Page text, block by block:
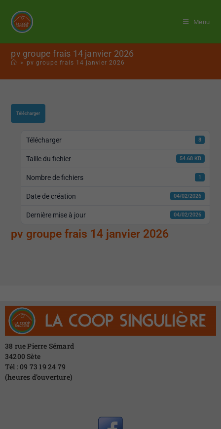
Menu
pv groupe frais 14 janvier 2026
> pv groupe frais 14 janvier 2026
Télécharger
Télécharger 8
Taille du fichier 54.68 KB
Nombre de fichiers 1
Date de création 04/02/2026
Dernière mise à jour 04/02/2026
pv groupe frais 14 janvier 2026
38 rue Pierre Sémard
34200 Sète
Tél : 09 73 19 24 79
(heures d’ouverture)